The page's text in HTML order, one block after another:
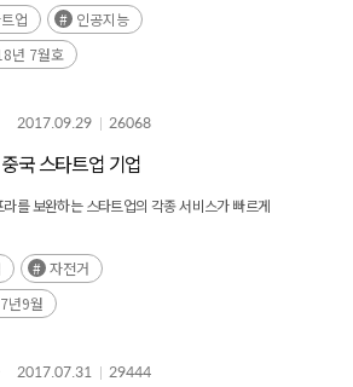
휘될 수 있는 기술·산업 생태계 조성을 목표로 한
극적으로는 AI 기술 기반의 기업가적 활동이
AI 국가 실현’을 범국가적 비전으로 설정하고, 이를
재 육성은 핵심이자 출발점이라고 하겠다. Executive
(AI), as a general-purpose technology akin to the
the internet, holds the potential to bring
a commercialization process to translate it into
essential. In high-tech sectors such as AI, a deep
professional expertise are critical factors for
In fact, most successful AI startups are founded by
master's or doctoral degrees, who demonstrate
new business opportunities. To date, Korea's AI
업
인공지능
년 7월호
2017.09.29 26068
국 스타트업 기업
를 보완하는 스타트업의 각종 서비스가 빠르게
자전거
년9월
2017.07.31 29444